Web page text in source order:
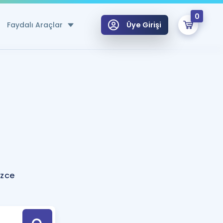
Faydalı Araçlar
Hesaplama Aracı
için Öneriler
Tek Takvimde
Üye Girişi
0